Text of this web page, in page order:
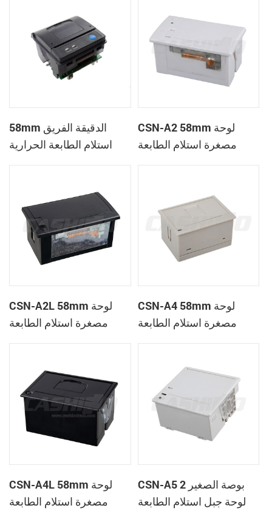
58mm الدقيقة الفريق
استلام الطابعة الحرارية
CSN-A2 58mm لوحة
مصغرة استلام الطابعة
CSN-A2L 58mm لوحة
مصغرة استلام الطابعة
CSN-A4 58mm لوحة
مصغرة استلام الطابعة
CSN-A4L 58mm لوحة
مصغرة استلام الطابعة
CSN-A5 2 بوصة الصغير
لوحة جبل استلام الطابعة